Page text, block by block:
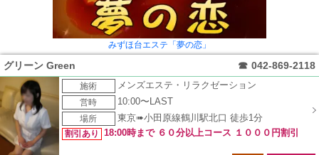
みずほ台エステ「夢の恋」
グリーン Green ☎ 042-869-2118
施術
メンズエステ・リラクゼーション
営時
10:00〜LAST
場所
東京➠小田原線鶴川駅北口 徒歩1分
割引あり
18:00時まで ６０分以上コース １０００円割引